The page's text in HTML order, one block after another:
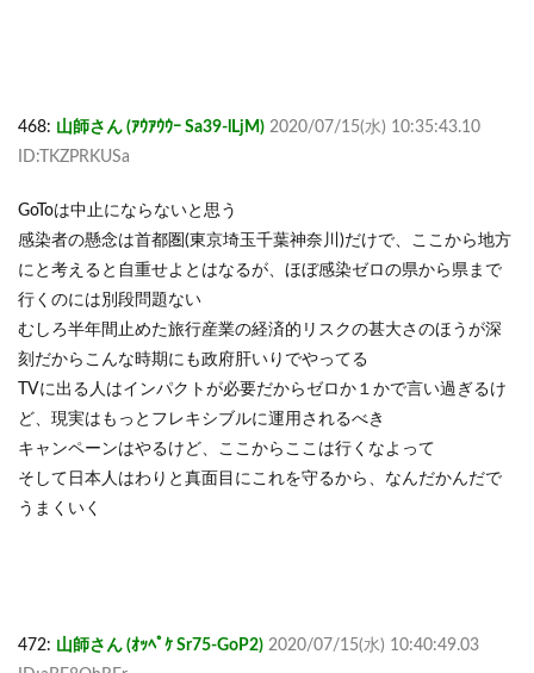
468: 山師さん (ｱｳｱｳｳｰ Sa39-lLjM) 2020/07/15(水) 10:35:43.10
ID:TKZPRKUSa
GoToは中止にならないと思う
感染者の懸念は首都圏(東京埼玉千葉神奈川)だけで、ここから地方
にと考えると自重せよとはなるが、ほぼ感染ゼロの県から県まで
行くのには別段問題ない
むしろ半年間止めた旅行産業の経済的リスクの甚大さのほうが深
刻だからこんな時期にも政府肝いりでやってる
TVに出る人はインパクトが必要だからゼロか１かで言い過ぎるけ
ど、現実はもっとフレキシブルに運用されるべき
キャンペーンはやるけど、ここからここは行くなよって
そして日本人はわりと真面目にこれを守るから、なんだかんだで
うまくいく
472: 山師さん (ｵｯﾍﾟｹ Sr75-GoP2) 2020/07/15(水) 10:40:49.03